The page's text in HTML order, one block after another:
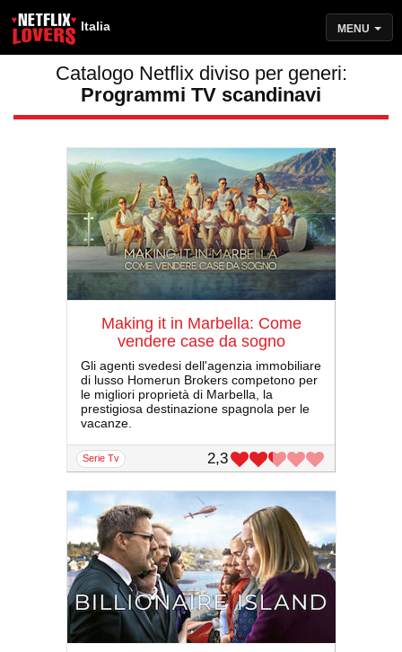
Italia MENU
Catalogo Netflix diviso per generi:
Programmi TV scandinavi
Making it in Marbella: Come
vendere case da sogno
Gli agenti svedesi dell'agenzia immobiliare
di lusso Homerun Brokers competono per
le migliori proprietà di Marbella, la
prestigiosa destinazione spagnola per le
vacanze.
serie Tv 2,3